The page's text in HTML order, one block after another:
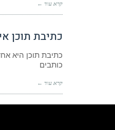
קרא עוד ←
כתיבת תוכן
כתיבת תוכן היא
כותבים
קרא עוד ←